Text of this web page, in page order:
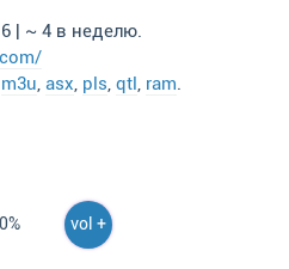
| ~ 4 в неделю.
m3u, asx, pls, qtl, ram.
vol +